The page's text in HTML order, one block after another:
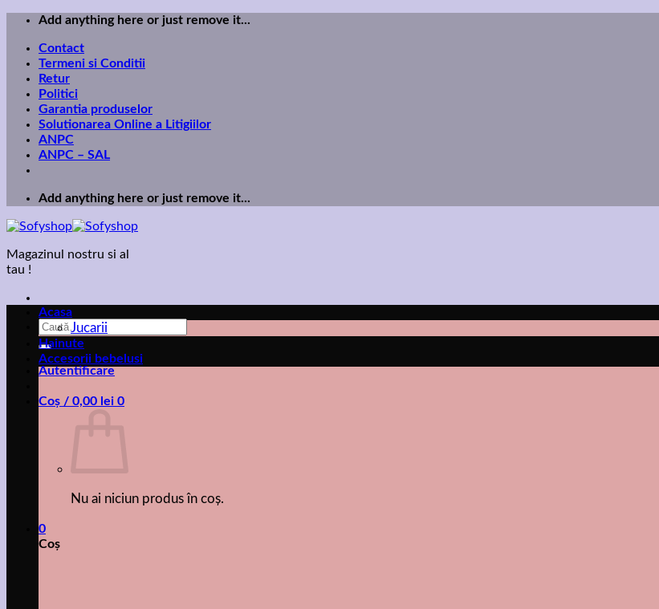
Skip
content
Add anything here or just remove it...
Contact
Termeni si Conditii
Retur
Politici
Garantia produselor
Solutionarea Online a Litigiilor
ANPC
ANPC – SAL
Add anything here or just remove it...
Magazinul nostru si al
tau !
Caută
după:
Autentificare
Coș / 0,00 lei 0
Nu ai niciun produs în coș.
0
Coș
Acasa
Jucarii
Hainute
Accesorii bebelusi